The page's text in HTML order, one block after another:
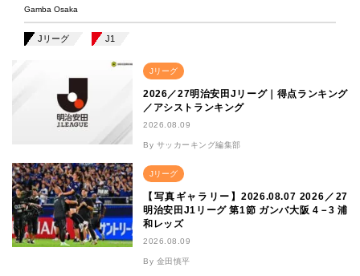
Gamba Osaka
Jリーグ J1
Jリーグ
2026／27明治安田Jリーグ｜得点ランキング
／アシストランキング
2026.08.09
By サッカーキング編集部
Jリーグ
【写真ギャラリー】2026.08.07 2026／27
明治安田J1リーグ 第1節 ガンバ大阪 4－3 浦
和レッズ
2026.08.09
By 金田慎平